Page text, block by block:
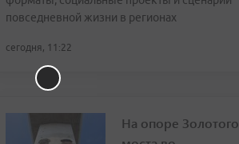
повседневной жизни в регионах
сегодня, 11:22
На опоре Золотого